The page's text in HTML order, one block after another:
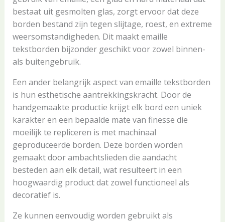
bestaat uit gesmolten glas, zorgt ervoor dat deze
borden bestand zijn tegen slijtage, roest, en extreme
weersomstandigheden. Dit maakt emaille
tekstborden bijzonder geschikt voor zowel binnen-
als buitengebruik.
Een ander belangrijk aspect van emaille tekstborden
is hun esthetische aantrekkingskracht. Door de
handgemaakte productie krijgt elk bord een uniek
karakter en een bepaalde mate van finesse die
moeilijk te repliceren is met machinaal
geproduceerde borden. Deze borden worden
gemaakt door ambachtslieden die aandacht
besteden aan elk detail, wat resulteert in een
hoogwaardig product dat zowel functioneel als
decoratief is.
Ze kunnen eenvoudig worden gebruikt als